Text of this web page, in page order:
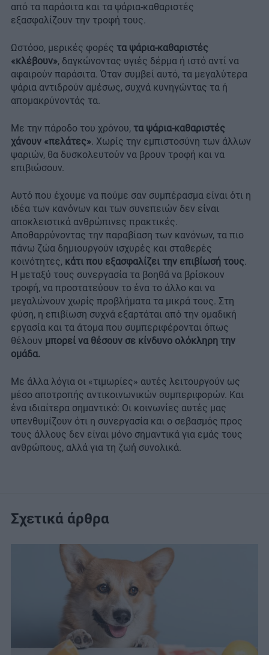
από τα παράσιτα και τα ψάρια-καθαριστές
εξασφαλίζουν την τροφή τους.
Ωστόσο, μερικές φορές τα ψάρια-καθαριστές
«κλέβουν», δαγκώνοντας υγιές δέρμα ή ιστό αντί να
αφαιρούν παράσιτα. Όταν συμβεί αυτό, τα μεγαλύτερα
ψάρια αντιδρούν αμέσως, συχνά κυνηγώντας τα ή
απομακρύνοντάς τα.
Με την πάροδο του χρόνου, τα ψάρια-καθαριστές
χάνουν «πελάτες». Χωρίς την εμπιστοσύνη των άλλων
ψαριών, θα δυσκολευτούν να βρουν τροφή και να
επιβιώσουν.
Αυτό που έχουμε να πούμε σαν συμπέρασμα είναι ότι η
ιδέα των κανόνων και των συνεπειών δεν είναι
αποκλειστικά ανθρώπινες πρακτικές.
Αποθαρρύνοντας την παραβίαση των κανόνων, τα πιο
πάνω ζώα δημιουργούν ισχυρές και σταθερές
κοινότητες, κάτι που εξασφαλίζει την επιβίωσή τους.
Η μεταξύ τους συνεργασία τα βοηθά να βρίσκουν
τροφή, να προστατεύουν το ένα το άλλο και να
μεγαλώνουν χωρίς προβλήματα τα μικρά τους. Στη
φύση, η επιβίωση συχνά εξαρτάται από την ομαδική
εργασία και τα άτομα που συμπεριφέρονται όπως
θέλουν μπορεί να θέσουν σε κίνδυνο ολόκληρη την
ομάδα.
Με άλλα λόγια οι «τιμωρίες» αυτές λειτουργούν ως
μέσο αποτροπής αντικοινωνικών συμπεριφορών. Και
ένα ιδιαίτερα σημαντικό: Οι κοινωνίες αυτές μας
υπενθυμίζουν ότι η συνεργασία και ο σεβασμός προς
τους άλλους δεν είναι μόνο σημαντικά για εμάς τους
ανθρώπους, αλλά για τη ζωή συνολικά.
Σχετικά άρθρα